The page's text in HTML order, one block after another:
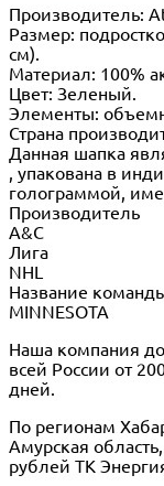
Производитель:
Размер:
см).
Материал: 100%
Цвет: Зеленый.
Элементы:
Страна
Данная шапка
, упакована в
голограммой,
Производитель
A&C
Лига
NHL
Название
MINNESOTA
Наша компания
всей России от
дней.
По регионам
Амурская
рублей ТК